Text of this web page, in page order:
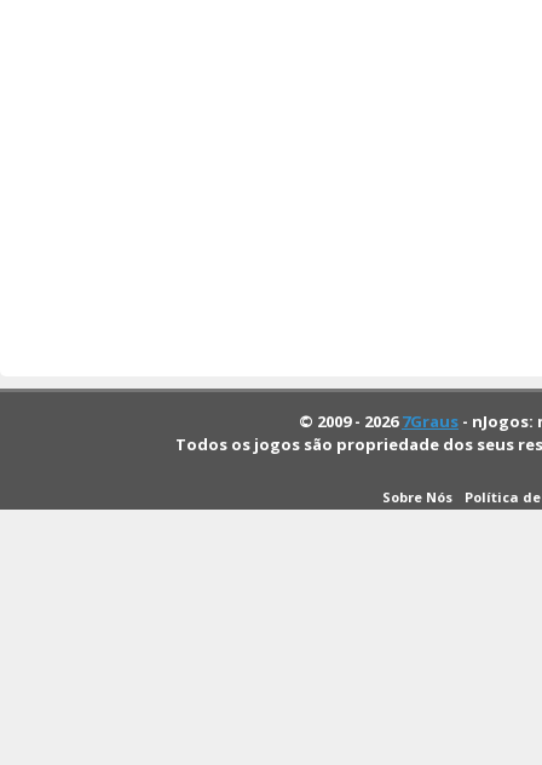
© 2009 - 20267Graus -
Todos os jogos são propriedade dos seus
Sobre Nós Política